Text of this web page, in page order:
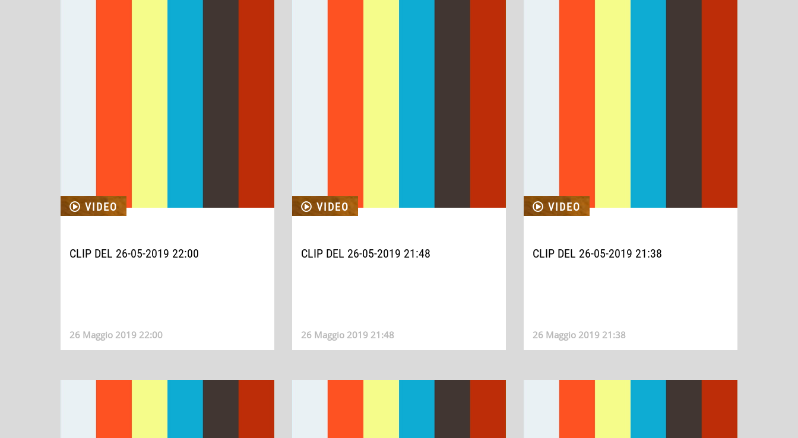
VIDEO
CLIP DEL 26-05-2019 22:00
26 Maggio 2019 22:00
VIDEO
CLIP DEL 26-05-2019 21:48
26 Maggio 2019 21:48
VIDEO
CLIP DEL 26-05-2019 21:38
26 Maggio 2019 21:38